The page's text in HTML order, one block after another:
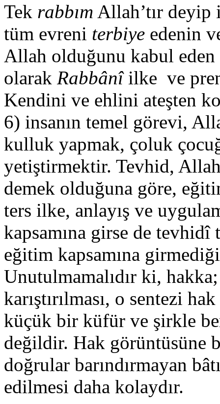
Tek rabbım Allah’tır deyip
tüm evreni terbiye edenin
Allah olduğunu kabul eden
olarak Rabbânîilke ve
Kendini ve ehlini ateşten
6) insanın temel görevi,
kulluk yapmak, çoluk
yetiştirmektir. Tevhid,
demek olduğuna göre,
ters ilke, anlayış ve
kapsamına girse de
eğitim kapsamına
Unutulmamalıdır ki,
karıştırılması, o sentezi
küçük bir küfür ve şirkle
değildir. Hak görüntüsüne
doğrular barındırmayan
edilmesi daha kolaydır.